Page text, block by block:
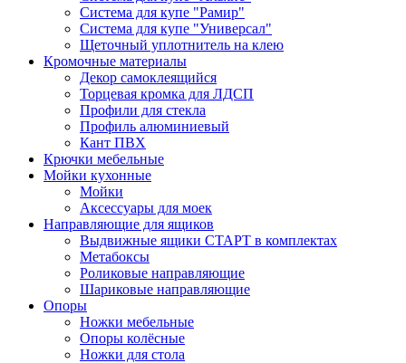
Система для купе "Рамир"
Система для купе "Универсал"
Щеточный уплотнитель на клею
Кромочные материалы
Декор самоклеящийся
Торцевая кромка для ЛДСП
Профили для стекла
Профиль алюминиевый
Кант ПВХ
Крючки мебельные
Мойки кухонные
Мойки
Аксессуары для моек
Направляющие для ящиков
Выдвижные ящики СТАРТ в комплектах
Метабоксы
Роликовые направляющие
Шариковые направляющие
Опоры
Ножки мебельные
Опоры колёсные
Ножки для стола